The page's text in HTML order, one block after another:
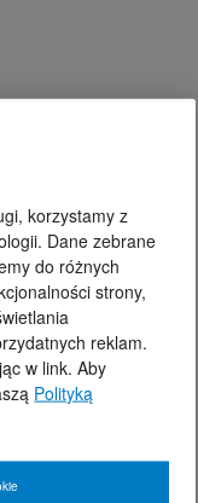
korzystamy z
Dane zebrane
do różnych
strony,
reklam.
w link. Aby
Polityką